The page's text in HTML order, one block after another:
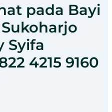
pada Bayi
Syifa
4215 9160